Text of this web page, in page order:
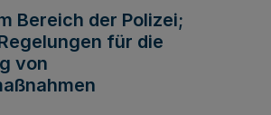
Bereich der Polizei;
für die
von